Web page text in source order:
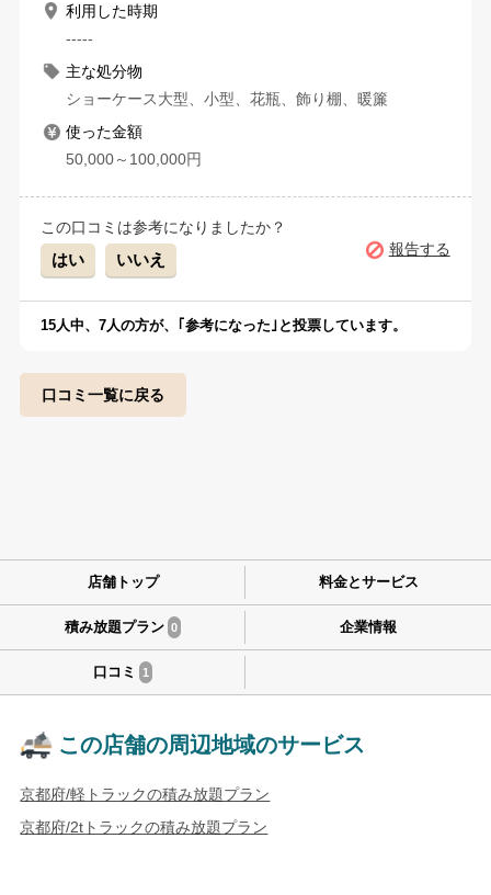
利用した時期
-----
主な処分物
ショーケース大型、小型、花瓶、飾り棚、暖簾
使った金額
50,000～100,000円
この口コミは参考になりましたか？
はい いいえ
報告する
15人中、7人の方が、｢参考になった｣と投票しています。
口コミ一覧に戻る
店舗トップ 料金とサービス
積み放題プラン 0 企業情報
口コミ 1
この店舗の周辺地域のサービス
京都府/軽トラックの積み放題プラン
京都府/2tトラックの積み放題プラン